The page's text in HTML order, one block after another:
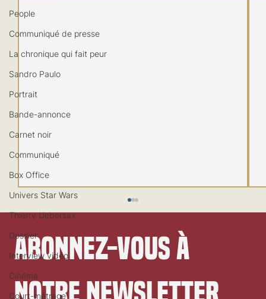
People
Communiqué de presse
La chronique qui fait peur
Sandro Paulo
Portrait
Bande-annonce
Carnet noir
Communiqué
Box Office
Univers Star Wars
Thierry Uebersax
Dossier
Interview vidéo
Cinéma
Court-métrage
Festival de Locarno 2026: Jaws
Abonnez-vous à